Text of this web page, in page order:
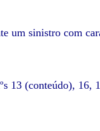
um sinistro com
13 (conteúdo), 16,